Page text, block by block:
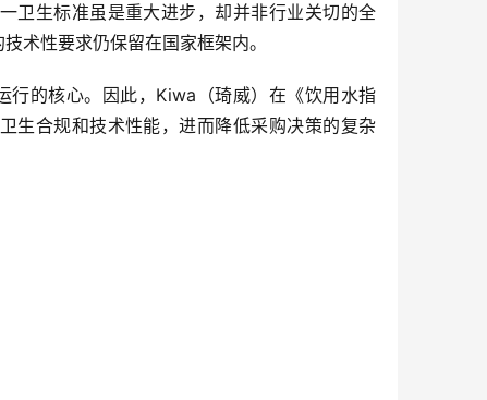
卫生标准虽是重大进步，却并非行业关切的全
术性要求仍保留在国家框架内。
行的核心。因此，Kiwa（琦威）在《饮用水指
生合规和技术性能，进而降低采购决策的复杂